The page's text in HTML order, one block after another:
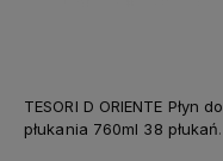
TESORI D ORIENTE Płyn do
płukania 760ml 38 płukań